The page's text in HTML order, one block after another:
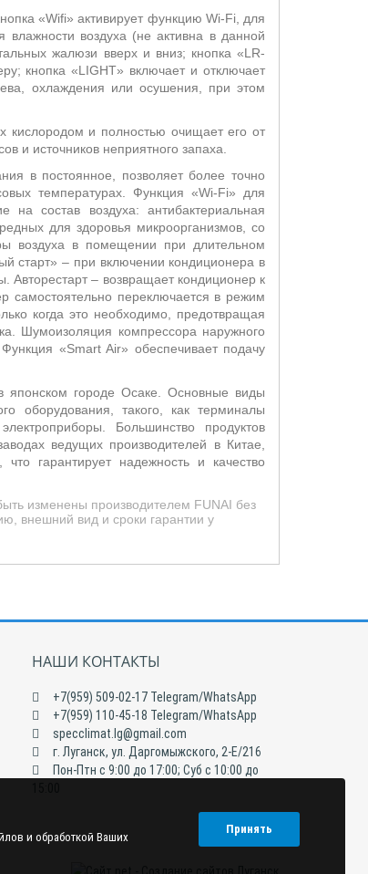
«Wifi» активирует функцию Wi-Fi, для
влажности воздуха (не активна в данной
жалюзи вверх и вниз; кнопка «LR-
кнопка «LIGHT» включает и отключает
охлаждения или осушения, при этом
кислородом и полностью очищает его от
и источников неприятного запаха.
в постоянное, позволяет более точно
температурах. Функция «Wi-Fi» для
на состав воздуха: антибактериальная
для здоровья микроорганизмов, со
воздуха в помещении при длительном
старт»– при включении кондиционера в
Авторестарт – возвращает кондиционер к
самостоятельно переключается в режим
когда это необходимо, предотвращая
Шумоизоляция компрессора наружного
«Smart Air» обеспечивает подачу
городе Осаке. Основные виды
оборудования, такого, как терминалы
Большинство продуктов
ведущих производителей в Китае,
гарантирует надежность и качество
изменены производителем FUNAI без
внешний вид и сроки гарантии у
НАШИ КОНТАКТЫ
+7(959) 509-02-17 Telegram/WhatsApp
+7(959) 110-45-18 Telegram/WhatsApp
specclimat.lg@gmail.com
г. Луганск, ул. Даргомыжского, 2-Е/216
Пон-Птн с 9:00 до 17:00; Суб с 10:00 до
и обработкой Ваших
Принять